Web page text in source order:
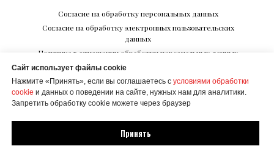
© ООО "КОРПОРАЦИИ БУДУЩЕГО"
ИНН 6700027506
Каталог впечатлений на Razvedka.World
Политика в отношении обработки персональных данных
Согласие на обработку электронных пользовательских
данных
Согласие на обработку персональных данных
Создание сайта Mehanik Design
Сайт использует файлы cookie
Нажмите «Принять», если вы соглашаетесь с условиями обработки
cookie и данных о поведении на сайте, нужных нам для аналитики.
Запретить обработку cookie можете через браузер
Принять